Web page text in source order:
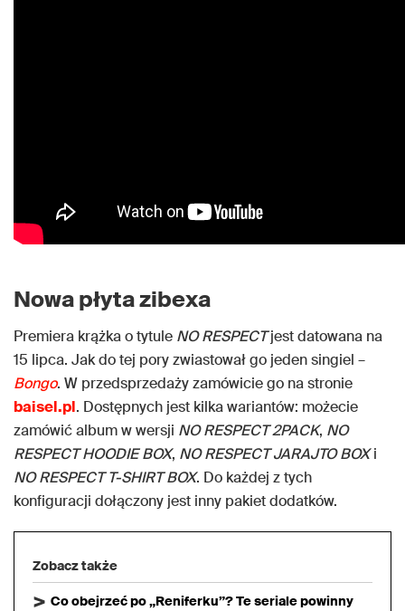
Nowa płyta zibexa
Premiera krążka o tytule NO RESPECTjest datowana na
15 lipca. Jak do tej pory zwiastował go jeden singiel –
Bongo. W przedsprzedaży zamówicie go na stronie
baisel.pl. Dostępnych jest kilka wariantów: możecie
zamówić album w wersji NO RESPECT 2PACK, NO
RESPECT HOODIE BOX, NO RESPECT JARAJTO BOXi
NO RESPECT T-SHIRT BOX. Do każdej z tych
konfiguracji dołączony jest inny pakiet dodatków.
Zobacz także
Co obejrzeć po „Reniferku”? Te seriale powinny